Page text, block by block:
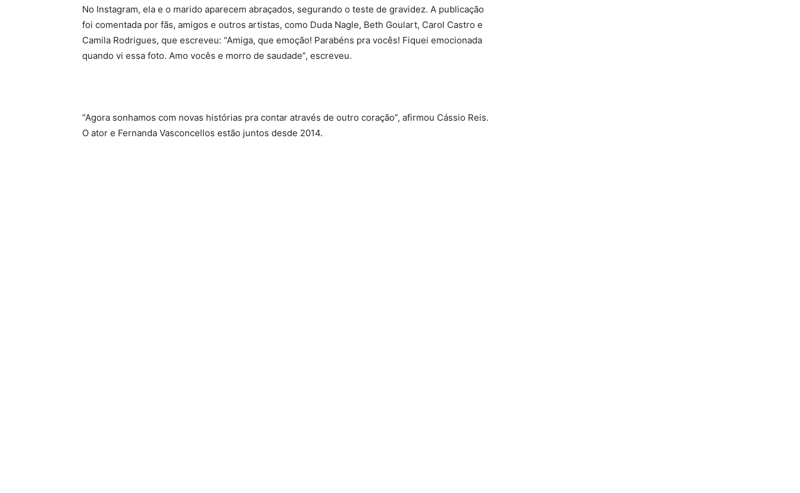
No Instagram, ela e o marido aparecem abraçados, segurando o teste de gravidez. A publicação
foi comentada por fãs, amigos e outros artistas, como Duda Nagle, Beth Goulart, Carol Castro e
Camila Rodrigues, que escreveu: “Amiga, que emoção! Parabéns pra vocês! Fiquei emocionada
quando vi essa foto. Amo vocês e morro de saudade”, escreveu.
“Agora sonhamos com novas histórias pra contar através de outro coração”, afirmou Cássio Reis.
O ator e Fernanda Vasconcellos estão juntos desde 2014.